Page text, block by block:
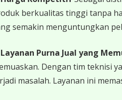
berkualitas tinggi tanpa
semakin menguntungkan
Purna Jual yang
Dengan tim teknisi
masalah. Layanan ini